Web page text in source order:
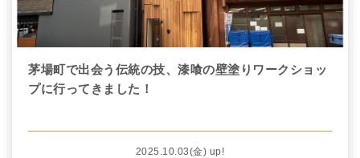
茅場町で出会う伝統の技、漆喰の壁塗りワークショッ
プに行ってきました！
2025.10.03(金) up!